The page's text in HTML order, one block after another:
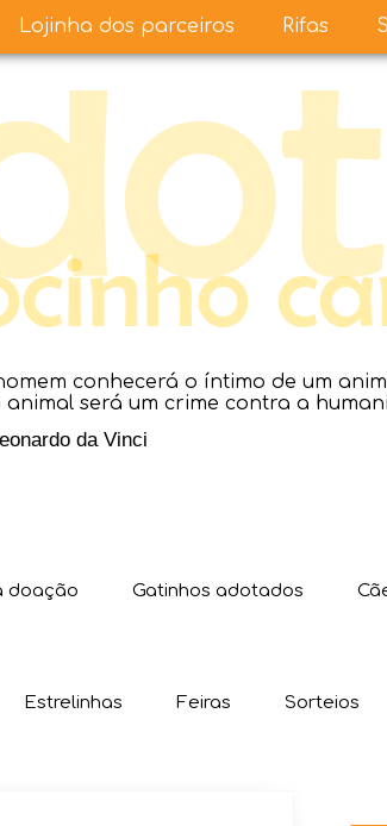
conhecerá o íntimo de um
será um crime contra a
da Vinci
doação Gatinhos adotados
Estrelinhas Feiras Sorteios
Lojinha dos parceiros Rifas